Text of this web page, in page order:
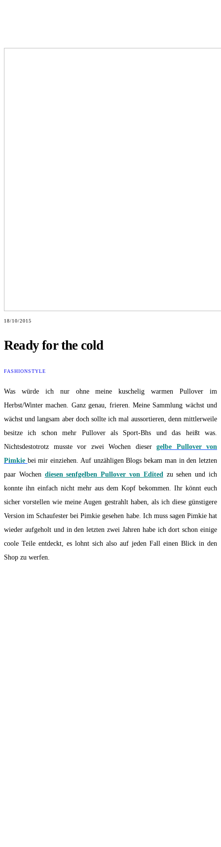
18/10/2015
Ready for the cold
FASHIONSTYLE
Was würde ich nur ohne meine kuschelig warmen Pullover im
Herbst/Winter machen. Ganz genau, frieren. Meine Sammlung wächst und
wächst und langsam aber doch sollte ich mal aussortieren, denn mittlerweile
besitze ich schon mehr Pullover als Sport-Bhs und das heißt was.
Nichtsdestotrotz musste vor zwei Wochen dieser gelbe Pullover von
Pimkie bei mir einziehen. Auf unzähligen Blogs bekam man in den letzten
paar Wochen diesen senfgelben Pullover von Edited zu sehen und ich
konnte ihn einfach nicht mehr aus dem Kopf bekommen. Ihr könnt euch
sicher vorstellen wie meine Augen gestrahlt haben, als ich diese günstigere
Version im Schaufester bei Pimkie gesehen habe. Ich muss sagen Pimkie hat
wieder aufgeholt und in den letzten zwei Jahren habe ich dort schon einige
coole Teile entdeckt, es lohnt sich also auf jeden Fall einen Blick in den
Shop zu werfen.